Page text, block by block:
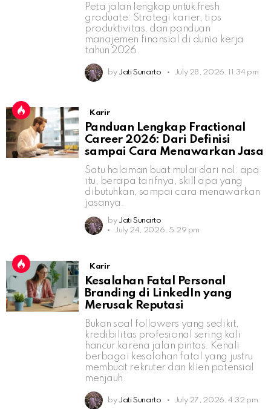
Peta jalan lengkap untuk fresh
graduate: Strategi karier, tips
produktivitas, dan panduan
manajemen finansial di dunia kerja
tahun 2026.
by Jati Sunarto July 28, 2026, 11:34 pm
Karir
Panduan Lengkap Fractional
Career 2026: Dari Definisi
sampai Cara Menawarkan Jasa
Satu halaman buat mulai dari nol: apa
itu, berapa tarifnya, skill apa yang
dibutuhkan, sampai cara menawarkan
jasanya.
by Jati Sunarto
July 24, 2026, 5:29 pm
Karir
Kesalahan Fatal Personal
Branding di LinkedIn yang
Merusak Reputasi
Bukan soal followers yang sedikit,
kredibilitas profesional sering kali
hancur karena jalan pintas. Kenali
berbagai kesalahan fatal yang justru
membuat rekruter dan klien potensial
menjauh.
by Jati Sunarto July 27, 2026, 4:32 pm